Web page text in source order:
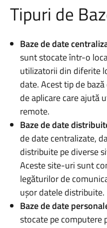
Tipuri de
Baze de date
sunt stocate într-o
utilizatorii din diferite
date. Acest tip de
de aplicare care ajută
remote.
Baze de date
de date centralizate,
distribuite pe diverse
Aceste site-uri sunt
legăturilor de
ușor datele distribuite.
Baze de date
stocate pe computere